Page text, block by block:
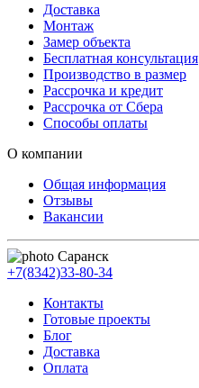
Доставка
Монтаж
Замер объекта
Бесплатная консультация
Производство в размер
Рассрочка и кредит
Рассрочка от Сбера
Способы оплаты
О компании
Общая информация
Отзывы
Вакансии
Саранск
+7(8342)33-80-34
Контакты
Готовые проекты
Блог
Доставка
Оплата